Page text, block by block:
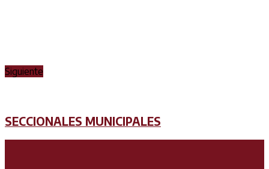
Siguiente
SECCIONALES MUNICIPALES